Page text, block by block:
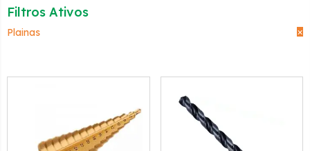
Filtros Ativos
Plainas ×